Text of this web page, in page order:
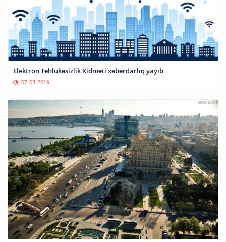
Elektron Təhlükəsizlik Xidməti xəbərdarlıq yayıb
07-03-2019